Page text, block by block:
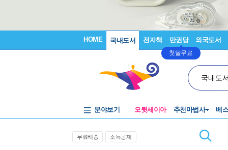
HOME 국내도서 전자책 만권당
첫달무료
외국도서
국내도
분야보기 오뒷세이아 추천마법사 베
무료배송 소득공제